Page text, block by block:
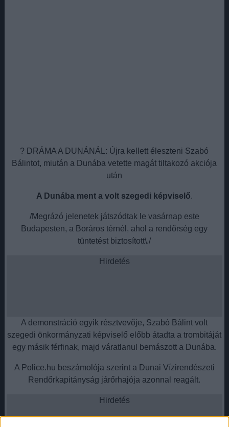
? DRÁMA A DUNÁNÁL: Újra kellett éleszteni Szabó
Bálintot, miután a Dunába vetette magát tiltakozó akciója
után
A Dunába ment a volt szegedi képviselő.
/Megrázó jelenetek játszódtak le vasárnap este
Budapesten, a Boráros térnél, ahol a rendőrség egy
tüntetést biztosított\./
Hirdetés
A demonstráció egyik résztvevője, Szabó Bálint volt
szegedi önkormányzati képviselő előbb átadta a trombitáját
egy másik férfinak, majd váratlanul bemászott a Dunába.
A Police.hu beszámolója szerint a Dunai Vízirendészeti
Rendőrkapitányság járőrhajója azonnal reagált.
Hirdetés